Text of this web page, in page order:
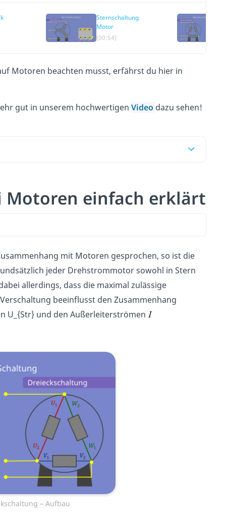
Sternschaltung
Motor
(00:54)
Motoren beachten musst, erfährst du hier in
gut in unserem hochwertigen Video dazu sehen!
Motoren einfach erklärt
mit Motoren gesprochen, so ist die
jeder Drehstrommotor sowohl in Stern
allerdings, dass die maximal zulässige
beeinflusst den Zusammenhang
U_{Str} und den Außerleiterströmen
– Aufbau